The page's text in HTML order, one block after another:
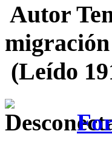
Autor
(Leído